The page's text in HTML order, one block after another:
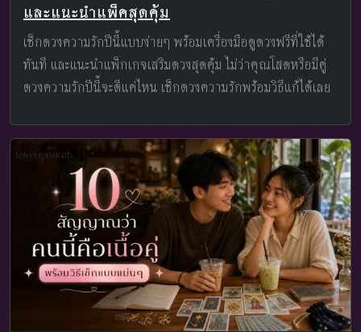
และแนะนำแพ็คสุดคุ้ม
เช็กดวงความรักปีนี้แบบง่ายๆ พร้อมเครื่องมือดูดวงฟรีที่ใช้ได้
ทันที และแนะนำแพ็กเกจเสริมดวงสุดคุ้ม ไม่ว่าคุณโสดหรือมีคู่
ดวงความรักปีนี้จะดีแค่ไหน เช็กดวงความรักพร้อมวิธีแก้ได้เลย